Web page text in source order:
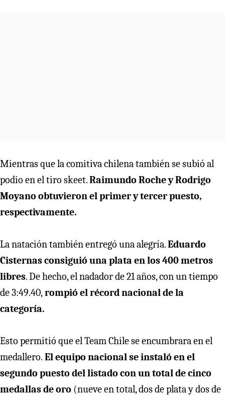
Mientras que la comitiva chilena también se subió al
podio en el tiro skeet.Raimundo Roche y Rodrigo
Moyano obtuvieron el primer y tercer puesto,
respectivamente.
La natación también entregó una alegría.Eduardo
Cisternas consiguió una plata en los 400 metros
libres. De hecho, el nadador de 21 años, con un tiempo
de 3:49.40,rompió el récord nacional de la
categoría.
Esto permitió que el Team Chile se encumbrara en el
medallero. El equipo nacional se instaló en el
segundo puesto del listado con un total de cinco
medallas de oro (nueve en total, dos de plata y dos de